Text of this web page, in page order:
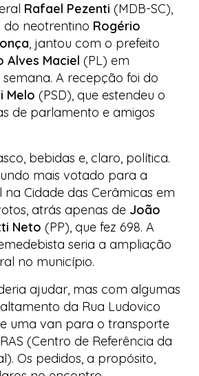
Rafael Pezenti (MDB-SC),
do neotrentino Rogério
, jantou com o prefeito
Alves Maciel (PL) em
A recepção foi do
Melo (PSD), que estendeu o
de parlamento e amigos
bebidas e, claro, política.
mais votado para a
na Cidade das Cerâmicas em
atrás apenas de João
Neto (PP), que fez 698. A
seria a ampliação
no município.
ajudar, mas com algumas
da Rua Ludovico
uma van para o transporte
(Centro de Referência da
Os pedidos, a propósito,